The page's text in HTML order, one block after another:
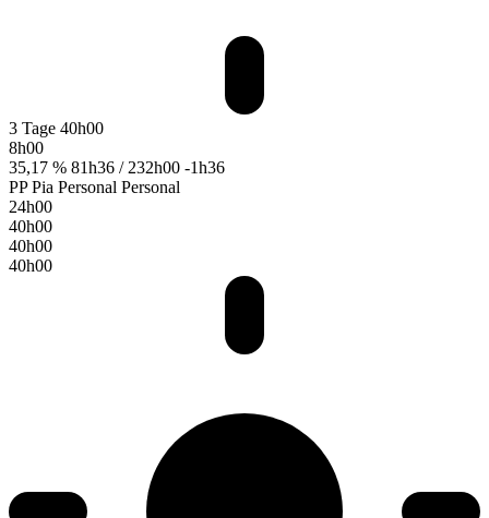
3 Tage 40h00
8h00
35,17 % 81h36 / 232h00 -1h36
PP Pia Personal Personal
24h00
40h00
40h00
40h00